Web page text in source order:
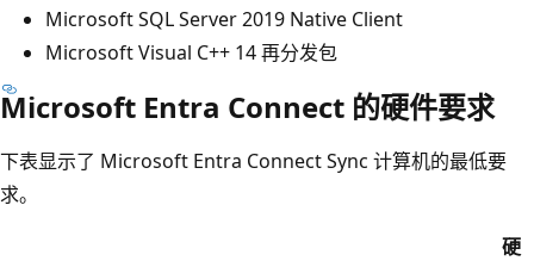
Microsoft SQL Server 2019 Native Client
Microsoft Visual C++ 14 再分发包
Microsoft Entra Connect 的硬件要求
下表显示了 Microsoft Entra Connect Sync 计算机的最低要
求。
硬